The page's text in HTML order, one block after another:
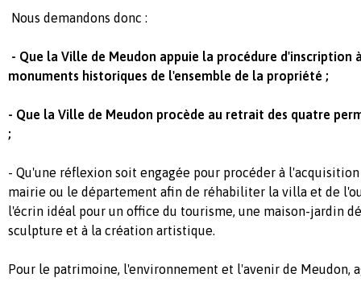
Nous demandons donc :
- Que la Ville de Meudon appuie la procédure d'inscription
monuments historiques de l'ensemble de la propriété ;
- Que la Ville de Meudon procède au retrait des quatre
;
- Qu'une réflexion soit engagée pour procéder à
mairie ou le département afin de réhabiliter la villa et de
l'écrin idéal pour un office du tourisme, une maison-jardin
sculpture et à la création artistique.
Pour le patrimoine, l'environnement et l'avenir de Meudon,